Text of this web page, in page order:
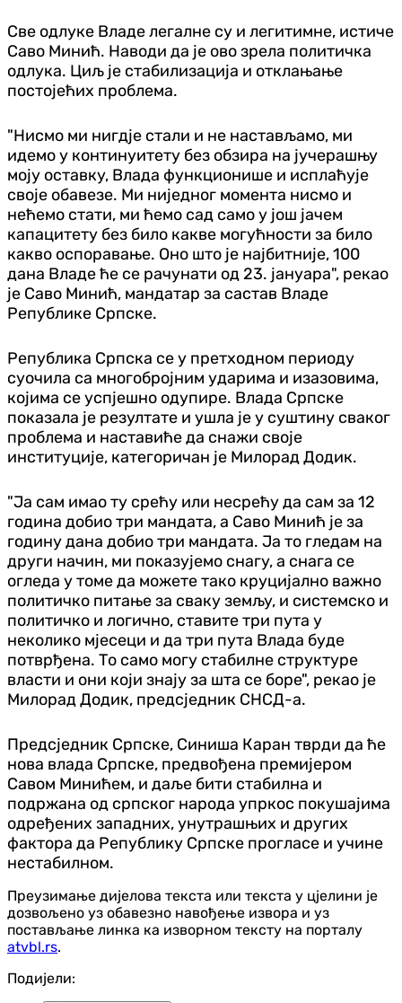
Све одлуке Владе легалне су и легитимне, истиче
Саво Минић. Наводи да је ово зрела политичка
одлука. Циљ је стабилизација и отклањање
постојећих проблема.
"Нисмо ми нигдје стали и не настављамо, ми
идемо у континуитету без обзира на јучерашњу
моју оставку, Влада функционише и исплаћује
своје обавезе. Ми ниједног момента нисмо и
нећемо стати, ми ћемо сад само у још јачем
капацитету без било какве могућности за било
какво оспоравање. Оно што је најбитније, 100
дана Владе ће се рачунати од 23. јануара", рекао
је Саво Минић, мандатар за састав Владе
Републике Српске.
Република Српска се у претходном периоду
суочила са многобројним ударима и изазовима,
којима се успјешно одупире. Влада Српске
показала је резултате и ушла је у суштину сваког
проблема и наставиће да снажи своје
институције, категоричан је Милорад Додик.
"Ја сам имао ту срећу или несрећу да сам за 12
година добио три мандата, а Саво Минић је за
годину дана добио три мандата. Ја то гледам на
други начин, ми показујемо снагу, а снага се
огледа у томе да можете тако круцијално важно
политичко питање за сваку земљу, и системско и
политичко и логично, ставите три пута у
неколико мјесеци и да три пута Влада буде
потврђена. То само могу стабилне структуре
власти и они који знају за шта се боре", рекао је
Милорад Додик, предсједник СНСД-а.
Предсједник Српске, Синиша Каран тврди да ће
нова влада Српске, предвођена премијером
Савом Минићем, и даље бити стабилна и
подржана од српског народа упркос покушајима
одређених западних, унутрашњих и других
фактора да Републику Српске прогласе и учине
нестабилном.
Преузимање дијелова текста или текста у цјелини је
дозвољено уз обавезно навођење извора и уз
постављање линка ка изворном тексту на порталу
atvbl.rs.
Подијели: